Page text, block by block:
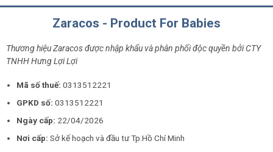
Ưu Điểm Vượt Trội Của Xe Đẩy Cho Bé Sơ Sinh
An Toàn Tối Đa: Khi chọn một chiếc xe đẩy nằm cho trẻ sơ
sinh, an toàn luôn là yếu tố hàng đầu. Các mẫu xe đẩy hiện
nay thường được thiết kế với khung chắc chắn, hệ thống
này đảm bảo rằng bé của bạn luôn được bảo vệ tối đa mỗi
khi bạn di chuyển.
Thoải Mái Cho Bé : Xe đẩy dành cho bé sơ sinh thường đi
Zaracos - Product For Babies
Thương hiệu Zaracos được nhập khẩu và phân phối độc quyền bởi CTY
TNHH Hưng Lợi Lợi
Mã số thuế: 0313512221
GPKD số:0313512221
Ngày cấp: 22/04/2026
Nơi cấp:Sở kế hoạch và đầu tư Tp.Hồ Chí Minh